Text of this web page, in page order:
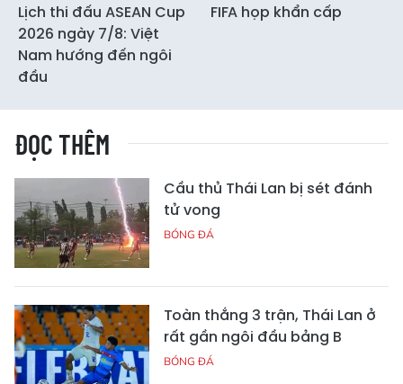
Lịch thi đấu ASEAN Cup
2026 ngày 7/8: Việt
Nam hướng đến ngôi
đầu
FIFA họp khẩn cấp
ĐỌC THÊM
Cầu thủ Thái Lan bị sét đánh
tử vong
BÓNG ĐÁ
Toàn thắng 3 trận, Thái Lan ở
rất gần ngôi đầu bảng B
BÓNG ĐÁ